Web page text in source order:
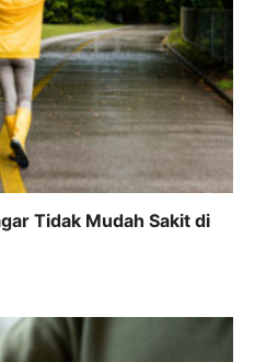
Tidak Mudah Sakit di